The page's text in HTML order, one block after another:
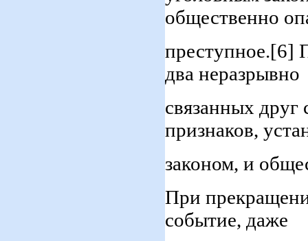
общественно
преступное.[6]
два неразрывно
связанных друг
признаков,
законом, и
При
событие, даже